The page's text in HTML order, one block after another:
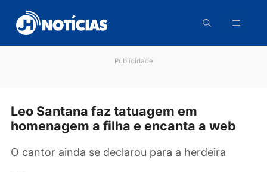
para
conteúdo
Leo Santana faz tatuagem em